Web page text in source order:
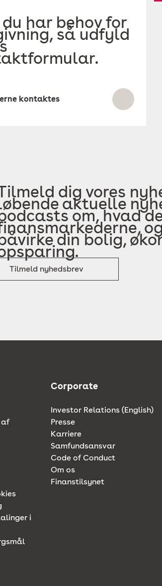
du har behov for
så udfyld
kontaktes
dig vores
aktuelle
om, hvad
din bolig,
Tilmeld nyhedsbrev
af
i
Corporate
Investor Relations (English)
Presse
Karriere
Samfundsansvar
Code of Conduct
Om os
Finanstilsynet